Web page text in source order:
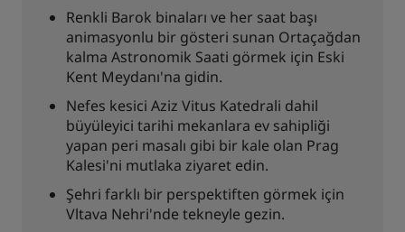
Renkli Barok binaları ve her saat başı
animasyonlu bir gösteri sunan Ortaçağdan
kalma Astronomik Saati görmek için Eski
Kent Meydanı'na gidin.
Nefes kesici Aziz Vitus Katedrali dahil
büyüleyici tarihi mekanlara ev sahipliği
yapan peri masalı gibi bir kale olan Prag
Kalesi'ni mutlaka ziyaret edin.
Şehri farklı bir perspektiften görmek için
Vltava Nehri'nde tekneyle gezin.